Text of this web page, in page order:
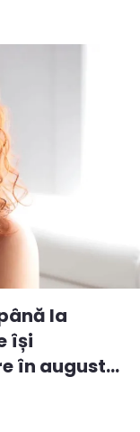
la
își
în august...